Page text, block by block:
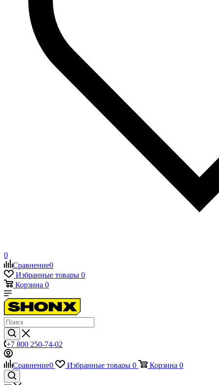
0
Сравнение0
Избранные товары 0
Корзина 0
+7 800 250-74-02
Сравнение0 Избранные товары 0 Корзина 0